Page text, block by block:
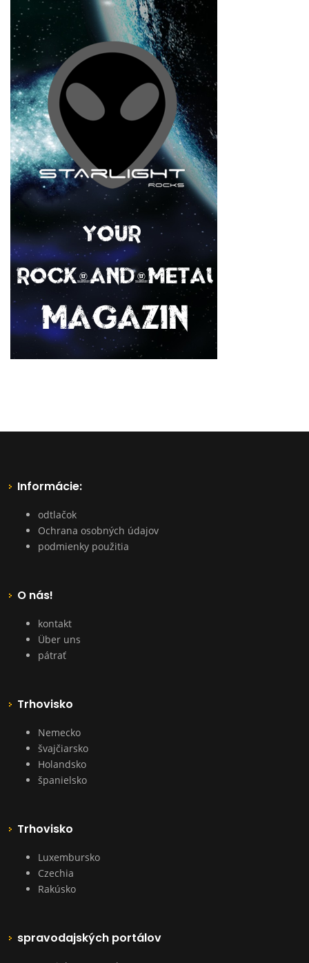
Informácie:
odtlačok
Ochrana osobných údajov
podmienky použitia
O nás!
kontakt
Über uns
pátrať
Trhovisko
Nemecko
švajčiarsko
Holandsko
španielsko
Trhovisko
Luxembursko
Czechia
Rakúsko
spravodajských portálov